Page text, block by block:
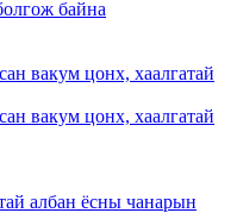
байна
вакум цонх, хаалгатай
вакум цонх, хаалгатай
албан ёсны чанарын